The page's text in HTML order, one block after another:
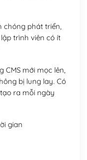
chóng phát triển,
trình viên có ít
CMS mới mọc lên,
bị lung lay. Có
ra mỗi ngày
gian